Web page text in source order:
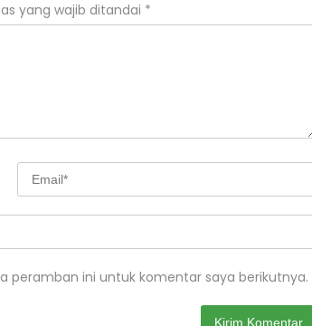
yang wajib ditandai *
peramban ini untuk komentar saya berikutnya.